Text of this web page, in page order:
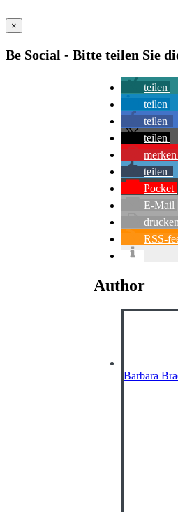
×
Be Social - Bitte teilen Sie
teilen
teilen
teilen
teilen
merken
teilen
Pocket
E-Mail
drucken
RSS-
Author
Barbara